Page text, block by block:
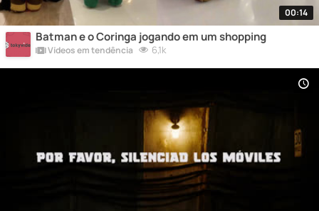
00:14
Batman e o Coringa jogando em um shopping
Vídeos em tendência 6,1k